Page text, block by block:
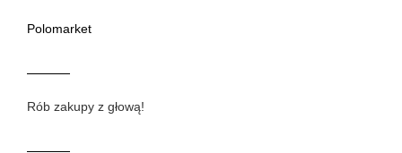
Polomarket
Rób zakupy z głową!